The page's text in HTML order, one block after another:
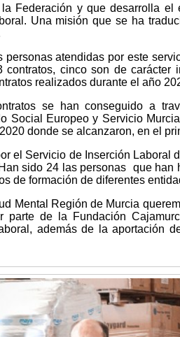
Federación y que desarrolla el
Una misión que se ha
personas atendidas por este
cinco son de carácter
realizados durante el año
se han conseguido a
Social Europeo y Servicio
donde se alcanzaron, en el
el Servicio de Inserción Laboral
sido 24 las personas que han
de formación de diferentes
Mental Región de Murcia
parte de la Fundación
además de la aportación